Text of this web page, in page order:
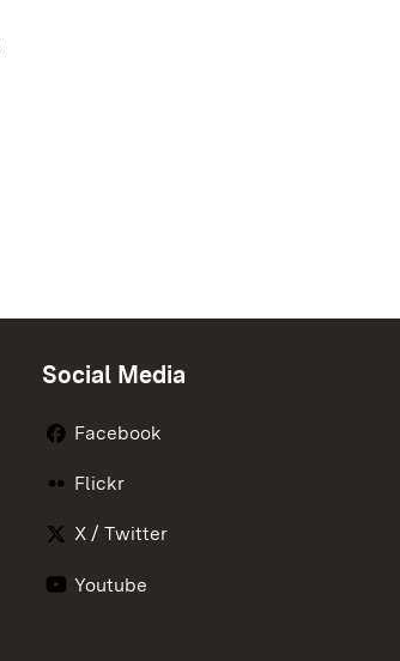
Social Media
Facebook
Flickr
X / Twitter
Youtube